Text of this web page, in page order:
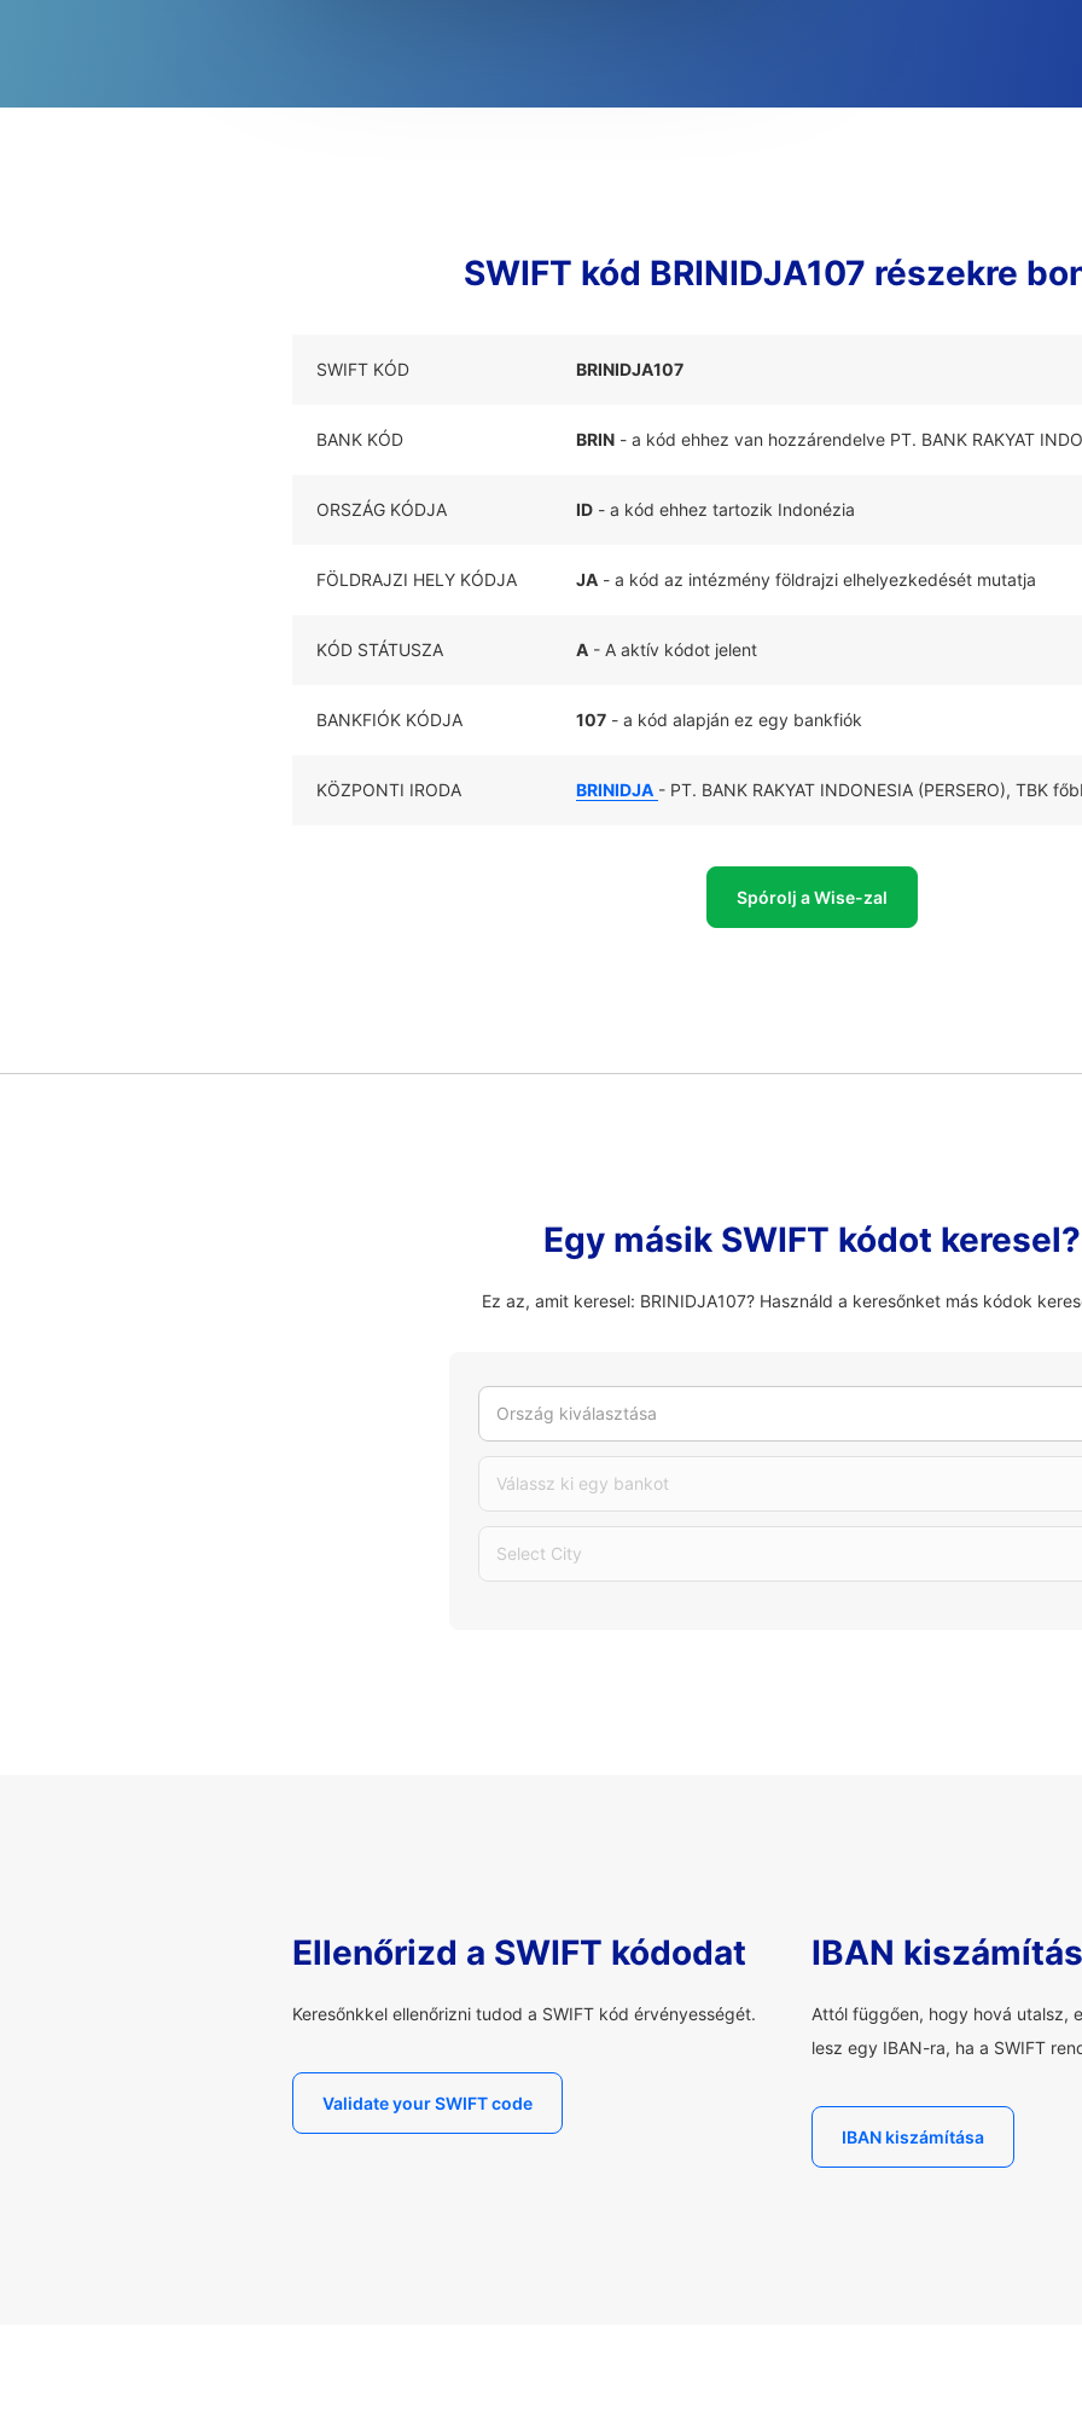
SWIFT kód BRINIDJA107 részekre
SWIFT KÓD BRINIDJA107
BANK KÓD BRIN - a kód ehhez van hozzárendelve PT. BANK RAKYAT
ORSZÁG KÓDJA ID - a kód ehhez tartozik Indonézia
FÖLDRAJZI HELY KÓDJA JA - a kód az intézmény földrajzi elhelyezkedését mutatja
KÓD STÁTUSZA A - A aktív kódot jelent
BANKFIÓK KÓDJA 107 - a kód alapján ez egy bankfiók
KÖZPONTI IRODA BRINIDJA - PT. BANK RAKYAT INDONESIA (PERSERO), TBK
Spórolj a Wise-zal
Egy másik SWIFT kódot keresel?
Ez az, amit keresel: BRINIDJA107? Használd a keresőnket más kódok
Ország kiválasztása
Válassz ki egy bankot
Select City
Ellenőrizd a SWIFT kódodat
Keresőnkkel ellenőrizni tudod a SWIFT kód érvényességét.
Validate your SWIFT code
IBAN
Attól függően, hogy hová utalsz,
lesz egy IBAN-ra, ha a SWIFT
IBAN kiszámítása